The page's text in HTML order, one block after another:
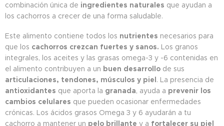
combinación única de ingredientes naturales que ayudan a
los cachorros a crecer de una forma saludable.
Este alimento contiene todos los nutrientes necesarios para
que los cachorros crezcan fuertes y sanos. Los granos
integrales, los aceites y las grasas omega-3 y -6 contenidas en
el alimento contribuyen a un buen desarrollo de sus
articulaciones, tendones, músculos y piel. La presencia de
antioxidantes que aporta la granada, ayuda a prevenir los
cambios celulares que pueden ocasionar enfermedades
crónicas. Los ácidos grasos Omega 3 y 6 ayudarán a tu
cachorro a mantener un pelo brillante y a fortalecer su piel